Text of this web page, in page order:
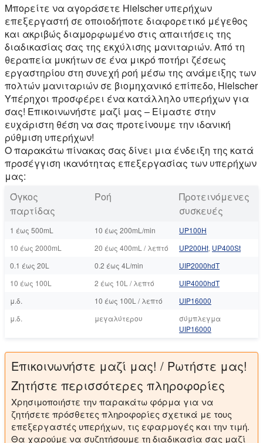
Μπορείτε να αγοράσετε Hielscher υπερήχων
επεξεργαστή σε οποιοδήποτε διαφορετικό μέγεθος
και ακριβώς διαμορφωμένο στις απαιτήσεις της
διαδικασίας σας της εκχύλισης μανιταριών. Από τη
θεραπεία μυκήτων σε ένα μικρό ποτήρι ζέσεως
εργαστηρίου στη συνεχή ροή μέσω της ανάμειξης των
πολτών μανιταριών σε βιομηχανικό επίπεδο, Hielscher
Υπέρηχοι προσφέρει ένα κατάλληλο υπερήχων για
σας! Επικοινωνήστε μαζί μας – Είμαστε στην
ευχάριστη θέση να σας προτείνουμε την ιδανική
ρύθμιση υπερήχων!
Ο παρακάτω πίνακας σας δίνει μια ένδειξη της κατά
προσέγγιση ικανότητας επεξεργασίας των υπερήχων
μας:
Όγκος
παρτίδας
Ροή
Προτεινόμενες
συσκευές
1 έως 500mL 10 έως 200mL/min
UP100Η
10 έως 2000mL
20 έως 400mL / λεπτό UP200Ht, UP400St
0.1 έως 20L
0.2 έως 4L/min
UIP2000hdT
10 έως 100L
2 έως 10L / λεπτό
UIP4000hdT
μ.δ.
10 έως 100L / λεπτό
UIP16000
μ.δ.
μεγαλύτερου
σύμπλεγμα
UIP16000
Επικοινωνήστε μαζί μας! / Ρωτήστε μας!
Ζητήστε περισσότερες πληροφορίες
Χρησιμοποιήστε την παρακάτω φόρμα για να
ζητήσετε πρόσθετες πληροφορίες σχετικά με τους
επεξεργαστές υπερήχων, τις εφαρμογές και την τιμή.
Θα χαρούμε να συζητήσουμε τη διαδικασία σας μαζί